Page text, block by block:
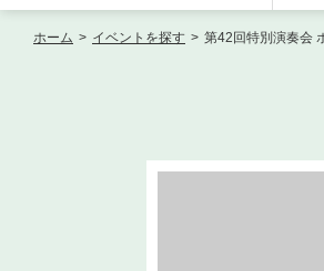
ホーム > イベントを探す > 第42回特別演奏会